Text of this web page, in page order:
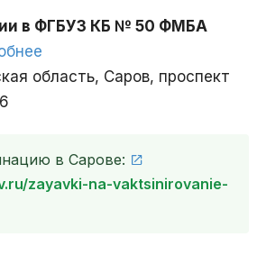
в ФГБУЗ КБ № 50 ФМБА
область, Саров, проспект
в Сарове:
zayavki-na-vaktsinirovanie-